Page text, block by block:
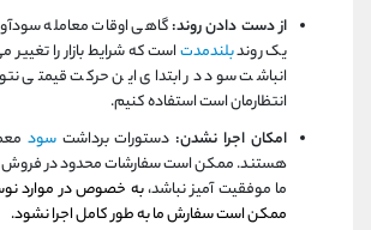
از دست دادن روند:گاهی اوقات معامله
یک روندبلندمدتاست که شرایط بازار را
انباشت سود در ابتدای این حرکت قیمتی
انتظارمان است استفاده کنیم.
امکان اجرا نشدن: دستورات برداشتسود
هستند. ممکن است سفارشات محدود در فروش/
ما موفقیت آمیز نباشد،به خصوص در موارد
ممکن است سفارش ما به طور کامل اجرا نشود.